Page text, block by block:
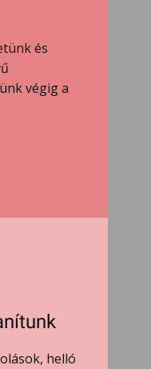
és
végig a
helló